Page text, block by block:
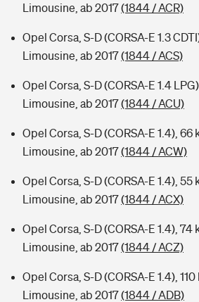
Limousine, ab 2017(1844 / ACR)
Opel Corsa, S-D (CORSA-E 1.3
Limousine, ab 2017(1844 / ACS)
Opel Corsa, S-D (CORSA-E 1.4
Limousine, ab 2017(1844 / ACU)
Opel Corsa, S-D (CORSA-E 1.4), 66
Limousine, ab 2017(1844 / ACW)
Opel Corsa, S-D (CORSA-E 1.4), 55
Limousine, ab 2017(1844 / ACX)
Opel Corsa, S-D (CORSA-E 1.4), 74
Limousine, ab 2017(1844 / ACZ)
Opel Corsa, S-D (CORSA-E 1.4), 110
Limousine, ab 2017(1844 / ADB)